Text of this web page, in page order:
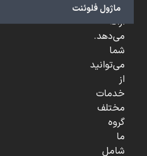
ماژول فلوئنت
...
ارائه
می‌دهد.
شما
می‌توانید
از
خدمات
مختلف
گروه
ما
شامل